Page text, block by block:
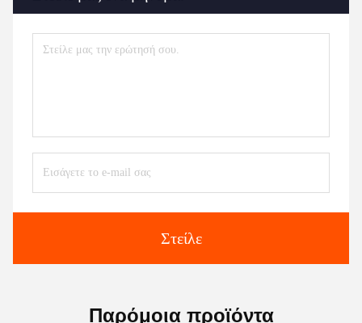
Στείλε
Παρόμοια προϊόντα